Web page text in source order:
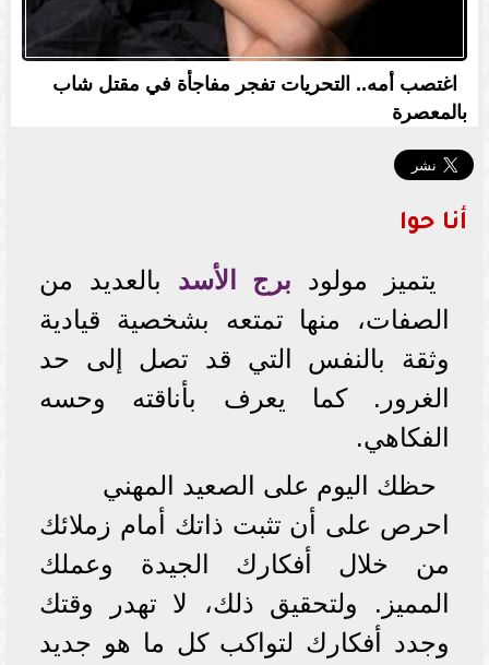
اغتصب أمه.. التحريات تفجر مفاجأة في مقتل شاب
بالمعصرة
أنا حوا
يتميز مولود برج الأسد بالعديد من
الصفات، منها تمتعه بشخصية قيادية
وثقة بالنفس التي قد تصل إلى حد
الغرور. كما يعرف بأناقته وحسه
الفكاهي.
حظك اليوم على الصعيد المهني
احرص على أن تثبت ذاتك أمام زملائك
من خلال أفكارك الجيدة وعملك
المميز. ولتحقيق ذلك، لا تهدر وقتك
وجدد أفكارك لتواكب كل ما هو جديد